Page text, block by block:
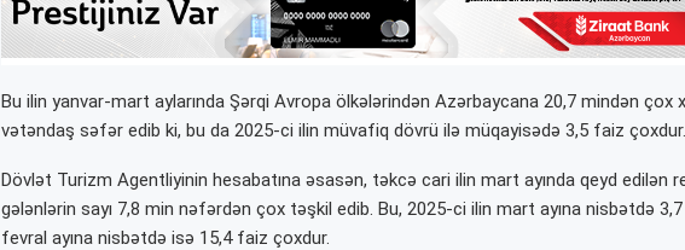
Bu ilin yanvar-mart aylarında Şərqi Avropa ölkələrindən Azərbaycana 20,7 mindən çox
vətəndaş səfər edib ki, bu da 2025-ci ilin müvafiq dövrü ilə müqayisədə 3,5 faiz çoxdur.
Dövlət Turizm Agentliyinin hesabatına əsasən, təkcə cari ilin mart ayında qeyd edilən
gələnlərin sayı 7,8 min nəfərdən çox təşkil edib. Bu, 2025-ci ilin mart ayına nisbətdə
fevral ayına nisbətdə isə 15,4 faiz çoxdur.